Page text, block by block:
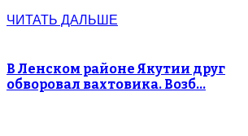
ЧИТАТЬ ДАЛЬШЕ
В Ленском районе Якутии друг
обворовал вахтовика. Возб…